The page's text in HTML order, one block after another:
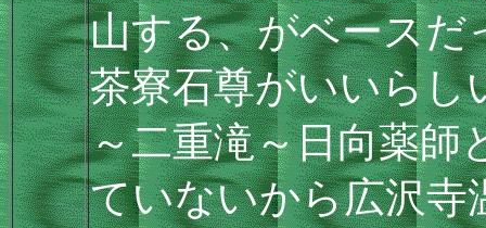
山する、がベースだ
茶寮石尊がいいらし
～二重滝～日向薬師
ていないから広沢寺